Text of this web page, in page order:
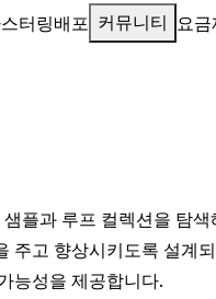
터링배포 커뮤니티 요금
플과 루프 컬렉션을 탐
주고 향상시키도록 설계
능성을 제공합니다.